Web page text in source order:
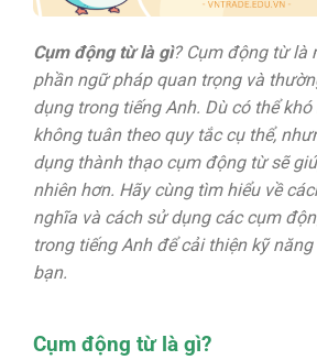
Cụm động từ là gì? Cụm động từ là
phần ngữ pháp quan trọng và
dụng trong tiếng Anh. Dù có thể
không tuân theo quy tắc cụ thể,
dụng thành thạo cụm động từ sẽ
nhiên hơn. Hãy cùng tìm hiểu về
nghĩa và cách sử dụng các cụm
trong tiếng Anh để cải thiện kỹ
bạn.
Cụm động từ là gì?